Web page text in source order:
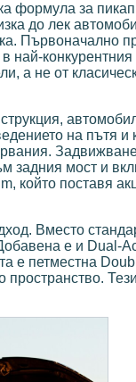
формула за
до лек
Първоначално
най-конкурентния
а не от
на пътя
задния мост и
който поставя
Вместо
е и Dual-
е петместна
пространство.